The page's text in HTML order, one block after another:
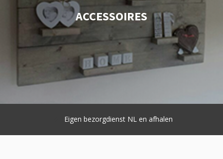
ACCESSOIRES
Eigen bezorgdienst NL en afhalen